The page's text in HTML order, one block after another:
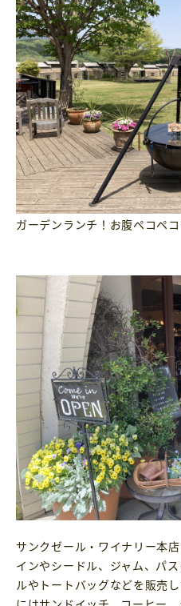
ガーデンランチ！お腹ペコペ
サンクゼール・ワイナリー本
インやシードル、ジャム、パ
ルやトートバッグなどを販売